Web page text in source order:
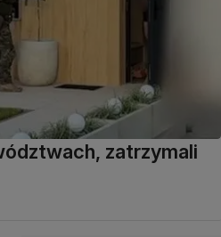
zatrzymali